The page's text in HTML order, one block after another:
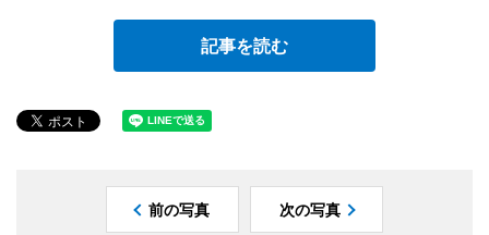
記事を読む
前の写真 次の写真